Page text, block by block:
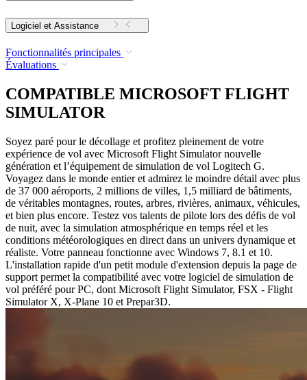
Logiciel et Assistance
Fonctionnalités principales
Évaluations
COMPATIBLE MICROSOFT FLIGHT
SIMULATOR
Soyez paré pour le décollage et profitez pleinement de votre
expérience de vol avec Microsoft Flight Simulator nouvelle
génération et l’équipement de simulation de vol Logitech G.
Voyagez dans le monde entier et admirez le moindre détail avec plus
de 37 000 aéroports, 2 millions de villes, 1,5 milliard de bâtiments,
de véritables montagnes, routes, arbres, rivières, animaux, véhicules,
et bien plus encore. Testez vos talents de pilote lors des défis de vol
de nuit, avec la simulation atmosphérique en temps réel et les
conditions météorologiques en direct dans un univers dynamique et
réaliste. Votre panneau fonctionne avec Windows 7, 8.1 et 10.
L'installation rapide d'un petit module d'extension depuis la page de
support permet la compatibilité avec votre logiciel de simulation de
vol préféré pour PC, dont Microsoft Flight Simulator, FSX - Flight
Simulator X, X-Plane 10 et Prepar3D.